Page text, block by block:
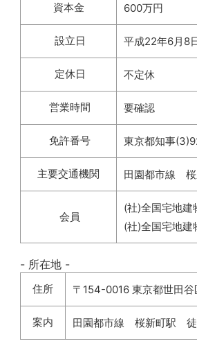
資本金 600万円
設立日 平成22年6月8
定休日 不定休
営業時間 要確認
免許番号 東京都知事
主要交通機関 田園都市線
会員
(社)全国宅地建
(社)全国宅地建
- 所在地 -
住所 〒154-0016 東京都世田
案内 田園都市線 桜新町駅 徒